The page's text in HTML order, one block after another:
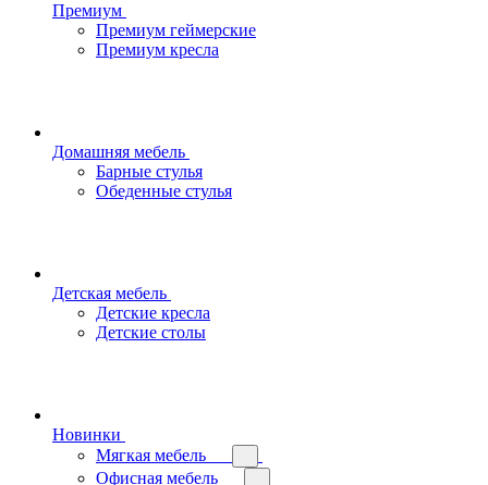
Премиум
Премиум геймерские
Премиум кресла
Домашняя мебель
Барные стулья
Обеденные стулья
Детская мебель
Детские кресла
Детские столы
Новинки
Мягкая мебель
Офисная мебель